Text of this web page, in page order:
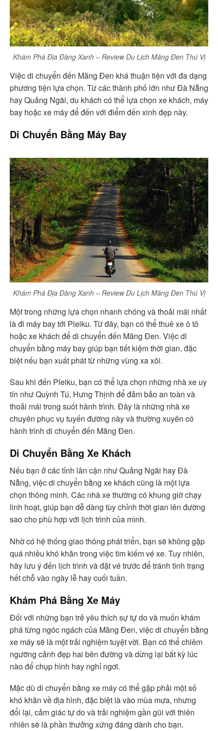
Khám Phá Địa Đàng Xanh – Review Du Lịch Măng Đen Thú Vị
Việc di chuyển đến Măng Đen khá thuận tiện với đa dạng
phương tiện lựa chọn. Từ các thành phố lớn như Đà Nẵng
hay Quảng Ngãi, du khách có thể lựa chọn xe khách, máy
bay hoặc xe máy để đến với điểm đến xinh đẹp này.
Di Chuyển Bằng Máy Bay
Khám Phá Địa Đàng Xanh – Review Du Lịch Măng Đen Thú Vị
Một trong những lựa chọn nhanh chóng và thoải mái nhất
là đi máy bay tới Pleiku. Từ đây, bạn có thể thuê xe ô tô
hoặc xe khách để di chuyển đến Măng Đen. Việc di
chuyển bằng máy bay giúp bạn tiết kiệm thời gian, đặc
biệt nếu bạn xuất phát từ những vùng xa xôi.
Sau khi đến Pleiku, bạn có thể lựa chọn những nhà xe uy
tín như Quỳnh Tú, Hưng Thịnh để đảm bảo an toàn và
thoải mái trong suốt hành trình. Đây là những nhà xe
chuyên phục vụ tuyến đường này và thường xuyên có
hành trình di chuyển đến Măng Đen.
Di Chuyển Bằng Xe Khách
Nếu bạn ở các tỉnh lân cận như Quảng Ngãi hay Đà
Nẵng, việc di chuyển bằng xe khách cũng là một lựa
chọn thông minh. Các nhà xe thường có khung giờ chạy
linh hoạt, giúp bạn dễ dàng tùy chỉnh thời gian lên đường
sao cho phù hợp với lịch trình của mình.
Nhờ có hệ thống giao thông phát triển, bạn sẽ không gặp
quá nhiều khó khăn trong việc tìm kiếm vé xe. Tuy nhiên,
hãy lưu ý đến lịch trình và đặt vé trước để tránh tình trạng
hết chỗ vào ngày lễ hay cuối tuần.
Khám Phá Bằng Xe Máy
Đối với những bạn trẻ yêu thích sự tự do và muốn khám
phá từng ngóc ngách của Măng Đen, việc di chuyển bằng
xe máy sẽ là một trải nghiệm tuyệt vời. Bạn có thể chiêm
ngưỡng cảnh đẹp hai bên đường và dừng lại bất kỳ lúc
nào để chụp hình hay nghỉ ngơi.
Mặc dù di chuyển bằng xe máy có thể gặp phải một số
khó khăn về địa hình, đặc biệt là vào mùa mưa, nhưng
đổi lại, cảm giác tự do và trải nghiệm gần gũi với thiên
nhiên sẽ là phần thưởng xứng đáng dành cho bạn.